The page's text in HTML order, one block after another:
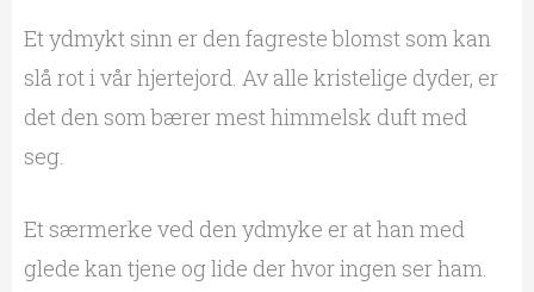
Et ydmykt sinn er den fagreste blomst som kan
slå rot i vår hjertejord. Av alle kristelige dyder, er
det den som bærer mest himmelsk duft med
seg.
Et særmerke ved den ydmyke er at han med
glede kan tjene og lide der hvor ingen ser ham.